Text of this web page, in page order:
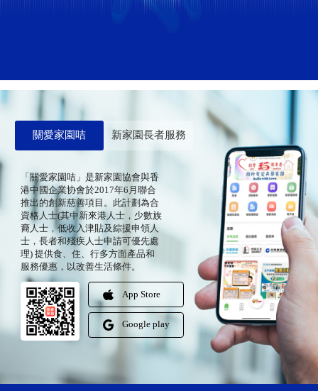
關愛家園咭 新家園長者服務
「關愛家園咭」是新家園協會與香
港中國企業协會於2017年6月聯合
推出的創新慈善項目。此計劃為合
資格人士(其中新來港人士，少數族
裔人士，低收入津貼及綜援申領人
士，長者和殘疾人士申請可優先處
理) 提供食、住、行多方面產品和
服務優惠，以改善生活條件。
App Store
Google play